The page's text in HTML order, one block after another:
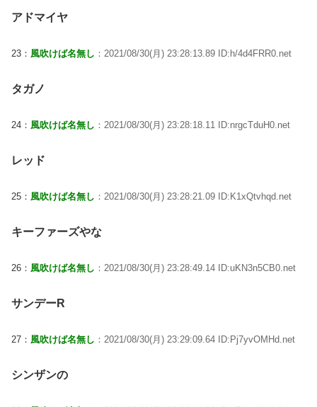
アドマイヤ
23： 風吹けば名無し ：2021/08/30(月) 23:28:13.89 ID:h/4d4FRR0.net
タガノ
24： 風吹けば名無し ：2021/08/30(月) 23:28:18.11 ID:nrgcTduH0.net
レッド
25： 風吹けば名無し ：2021/08/30(月) 23:28:21.09 ID:K1xQtvhqd.net
キーファーズやな
26： 風吹けば名無し ：2021/08/30(月) 23:28:49.14 ID:uKN3n5CB0.net
サンデーR
27： 風吹けば名無し ：2021/08/30(月) 23:29:09.64 ID:Pj7yvOMHd.net
シンザンの